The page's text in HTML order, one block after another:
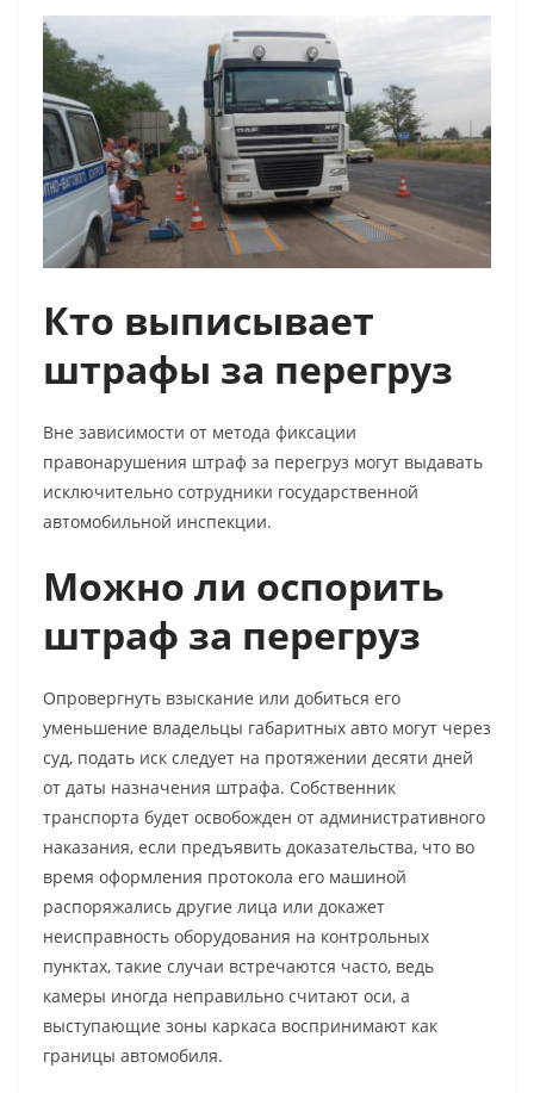
Кто выписывает
штрафы за перегруз
Вне зависимости от метода фиксации
правонарушения штраф за перегруз могут выдавать
исключительно сотрудники государственной
автомобильной инспекции.
Можно ли оспорить
штраф за перегруз
Опровергнуть взыскание или добиться его
уменьшение владельцы габаритных авто могут через
суд, подать иск следует на протяжении десяти дней
от даты назначения штрафа. Собственник
транспорта будет освобожден от административного
наказания, если предъявить доказательства, что во
время оформления протокола его машиной
распоряжались другие лица или докажет
неисправность оборудования на контрольных
пунктах, такие случаи встречаются часто, ведь
камеры иногда неправильно считают оси, а
выступающие зоны каркаса воспринимают как
границы автомобиля.